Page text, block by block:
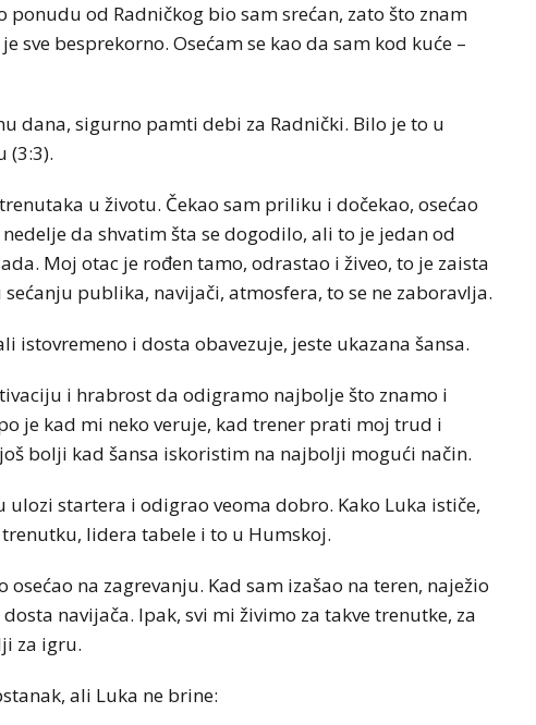
od Radničkog bio sam srećan, zato što znam
besprekorno. Osećam se kao da sam kod kuće –
dana, sigurno pamti debi za Radnički. Bilo je to u
(3:3).
u životu. Čekao sam priliku i dočekao, osećao
da shvatim šta se dogodilo, ali to je jedan od
Moj otac je rođen tamo, odrastao i živeo, to je zaista
publika, navijači, atmosfera, to se ne zaboravlja.
istovremeno i dosta obavezuje, jeste ukazana šansa.
i hrabrost da odigramo najbolje što znamo i
je kad mi neko veruje, kad trener prati moj trud i
bolji kad šansa iskoristim na najbolji mogući način.
startera i odigrao veoma dobro. Kako Luka ističe,
lidera tabele i to u Humskoj.
na zagrevanju. Kad sam izašao na teren, naježio
navijača. Ipak, svi mi živimo za takve trenutke, za
za igru.
ali Luka ne brine: